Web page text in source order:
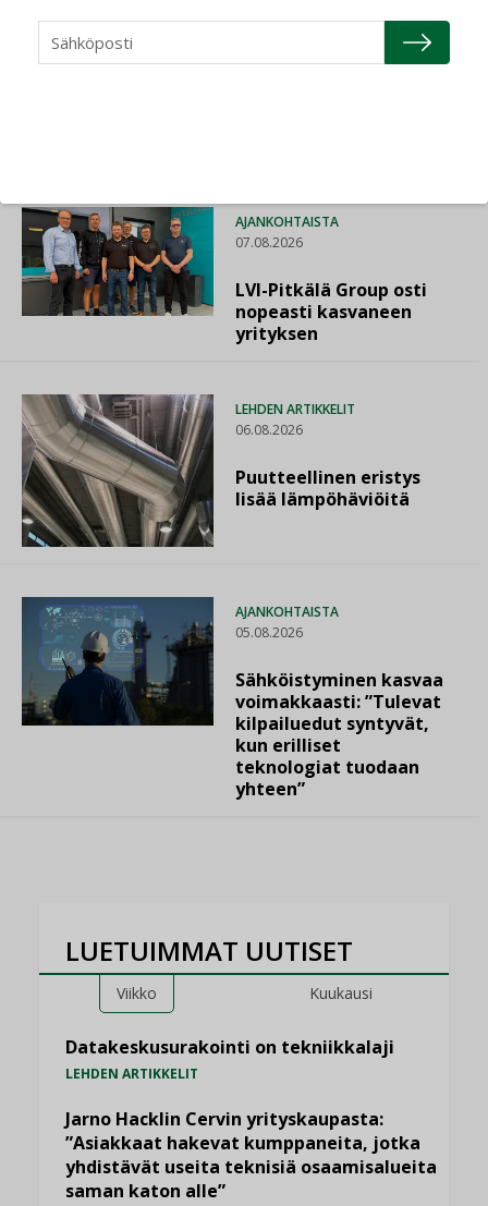
AJANKOHTAISTA
07.08.2026
LVI-Pitkälä Group osti
nopeasti kasvaneen
yrityksen
LEHDEN ARTIKKELIT
06.08.2026
Puutteellinen eristys
lisää lämpöhäviöitä
AJANKOHTAISTA
05.08.2026
Sähköistyminen kasvaa
voimakkaasti: ”Tulevat
kilpailuedut syntyvät,
kun erilliset
teknologiat tuodaan
yhteen”
LUETUIMMAT UUTISET
Viikko Kuukausi
Datakeskusurakointi on tekniikkalaji
LEHDEN ARTIKKELIT
Jarno Hacklin Cervin yrityskaupasta:
”Asiakkaat hakevat kumppaneita, jotka
yhdistävät useita teknisiä osaamisalueita
saman katon alle”